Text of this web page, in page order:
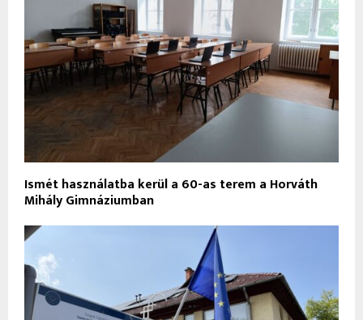
Ismét használatba kerül a 60-as terem a Horváth
Mihály Gimnáziumban